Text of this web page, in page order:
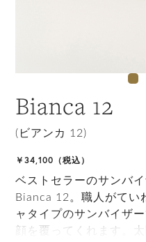
Bianca 12
(ビアンカ 12)
￥34,100（税込）
ベストセラーのサンバ
Bianca 12。職人がてい
ャタイプのサンバイザ
顔を覆ってくれます。